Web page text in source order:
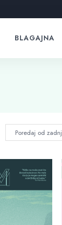
BLAGAJNA